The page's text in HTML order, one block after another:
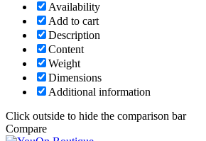
Availability
Add to cart
Description
Content
Weight
Dimensions
Additional information
Click outside to hide the comparison bar
Compare